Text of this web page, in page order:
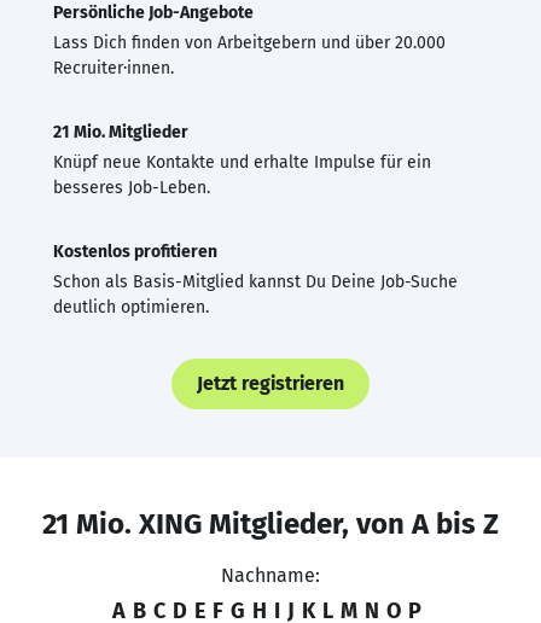
Persönliche Job-Angebote
Lass Dich finden von Arbeitgebern und über 20.000
Recruiter·innen.
21 Mio. Mitglieder
Knüpf neue Kontakte und erhalte Impulse für ein
besseres Job-Leben.
Kostenlos profitieren
Schon als Basis-Mitglied kannst Du Deine Job-Suche
deutlich optimieren.
Jetzt registrieren
21 Mio. XING Mitglieder, von A bis Z
Nachname:
A B C D E F G H I J K L M N O P